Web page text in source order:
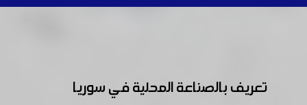
تعريف بالصناعة المحلية في سوريا